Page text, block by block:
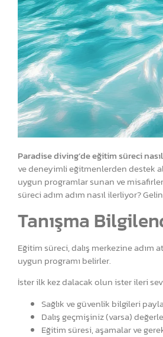
Paradise diving’de eğitim süreci
ve deneyimli eğitmenlerden destek
uygun programlar sunan ve
süreci adım adım nasıl ilerliyor?
Tanışma
Eğitim süreci, dalış merkezine adım
uygun programı belirler.
İster ilk kez dalacak olun ister ileri
Sağlık ve güvenlik bilgileri
Dalış geçmişiniz (varsa)
Eğitim süresi, aşamalar ve